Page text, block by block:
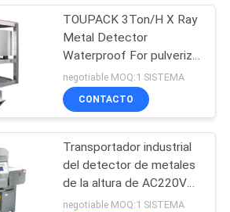
de
y verdura
77
TOUPACK 3Ton/H X Ray
Metal Detector
Waterproof For pulverizó
productos
negotiable MOQ:1 SISTEMA
CONTACTO
Transportador industrial
del detector de metales
de la altura de AC220V
120m m para el bocado
negotiable MOQ:1 SISTEMA